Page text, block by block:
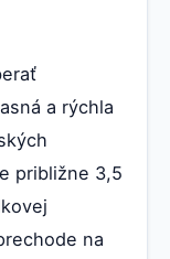
a rýchla
približne 3,5
na